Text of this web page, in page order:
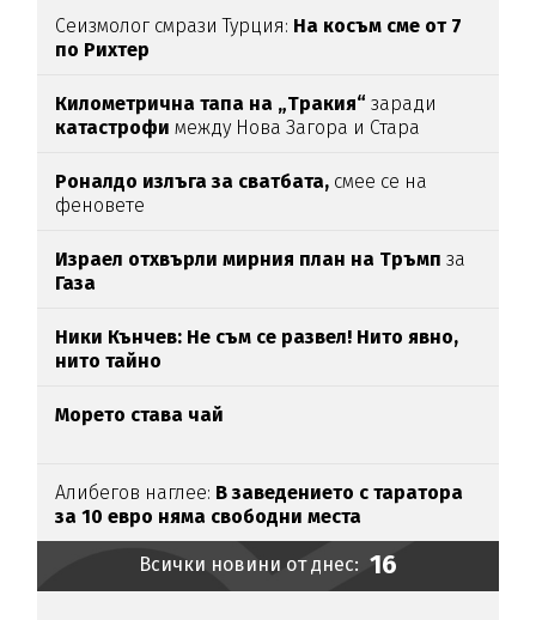
Сеизмолог смрази Турция: На косъм сме от 7
по Рихтер
Километрична тапа на „Тракия“ заради
катастрофи между Нова Загора и Стара
Роналдо излъга за сватбата, смее се на
феновете
Израел отхвърли мирния план на Тръмп за
Газа
Ники Кънчев: Не съм се развел! Нито явно,
нито тайно
Морето става чай
Алибегов наглее: В заведението с таратора
за 10 евро няма свободни места
Всички новини от днес: 16